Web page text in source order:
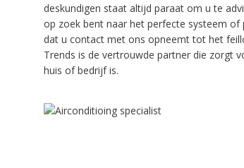
deskundigen staat altijd paraat om u te
op zoek bent naar het perfecte systeem
dat u contact met ons opneemt tot het
Trends is de vertrouwde partner die zorgt
huis of bedrijf is.